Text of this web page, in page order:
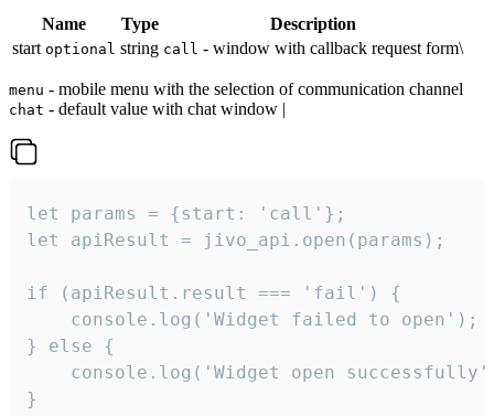
Name Type
Description
start optional string call - window with callback request form\
menu - mobile menu with the selection of communication channel
chat - default value with chat window |
let params = {start: 'call'};
let apiResult = jivo_api.open(params);
if (apiResult.result === 'fail') {
    console.log('Widget failed to open');
} else {
console.log('Widget open
}